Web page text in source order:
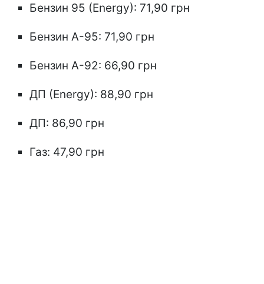
Бензин 95 (Energy): 71,90 грн
Бензин А-95: 71,90 грн
Бензин А-92: 66,90 грн
ДП (Energy): 88,90 грн
ДП: 86,90 грн
Газ: 47,90 грн